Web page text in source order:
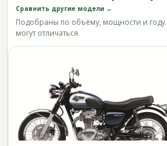
Сравнить другие модели →
Подобраны по объёму, мощности и
могут отличаться.